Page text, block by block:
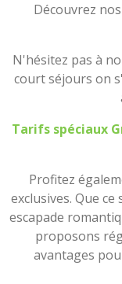
Découvrez
N'hésitez pas à
court séjours on
Tarifs spéciaux
Profitez
exclusives. Que
escapade
proposons
avantages